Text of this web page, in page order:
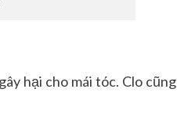
hại cho mái tóc. Clo cũng